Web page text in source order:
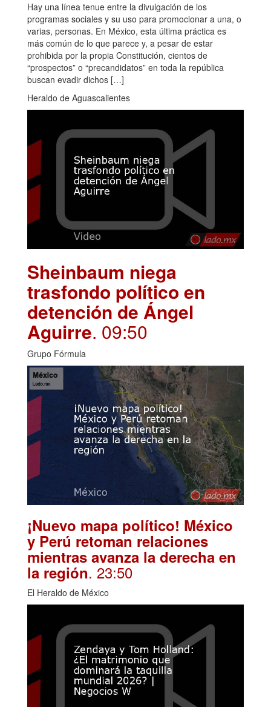
Hay una línea tenue entre la divulgación de los
programas sociales y su uso para promocionar a una, o
varias, personas. En México, esta última práctica es
más común de lo que parece y, a pesar de estar
prohibida por la propia Constitución, cientos de
“prospectos” o “precandidatos” en toda la república
buscan evadir dichos […]
Heraldo de Aguascalientes
Sheinbaum niega
trasfondo político en
detención de Ángel
Aguirre. 09:50
Grupo Fórmula
¡Nuevo mapa político! México
y Perú retoman relaciones
mientras avanza la derecha en
la región. 23:50
El Heraldo de México